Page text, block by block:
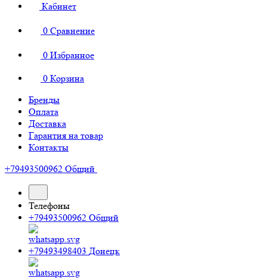
Кабинет
0 Сравнение
0 Избранное
0 Корзина
Бренды
Оплата
Доставка
Гарантия на товар
Контакты
+79493500962 Общий
Телефоны
+79493500962 Общий
+79493498403 Донецк